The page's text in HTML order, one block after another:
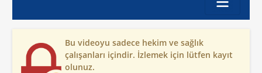
Bu videoyu sadece hekim ve sağlık
çalışanları içindir. İzlemek için lütfen kayıt
olunuz.